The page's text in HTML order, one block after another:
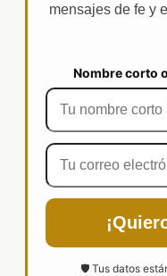
mensajes de fe y
Nombre corto
🛡️ Tus datos